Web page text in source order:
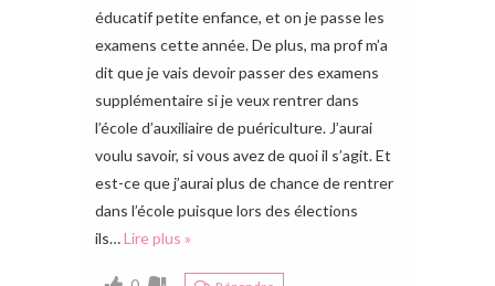
éducatif petite enfance, et on je passe les
examens cette année. De plus, ma prof m’a
dit que je vais devoir passer des examens
supplémentaire si je veux rentrer dans
l’école d’auxiliaire de puériculture. J’aurai
voulu savoir, si vous avez de quoi il s’agit. Et
est-ce que j’aurai plus de chance de rentrer
dans l’école puisque lors des élections
ils…Lire plus »